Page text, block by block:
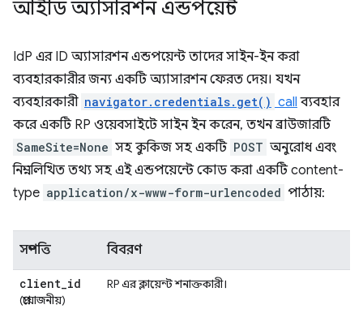
আইডি অ্যাসারশন এন্ডপয়েন্ট
IdP এর ID অ্যাসারশন এন্ডপয়েন্ট তাদের সাইন-ইন করা
ব্যবহারকারীর জন্য একটি অ্যাসারশন ফেরত দেয়। যখন
ব্যবহারকারী navigator.credentials.get() call ব্যবহার
করে একটি RP ওয়েবসাইটে সাইন ইন করেন, তখন ব্রাউজারটি
SameSite=None সহ কুকিজ সহ একটি POST অনুরোধ এবং
নিম্নলিখিত তথ্য সহ এই এন্ডপয়েন্টে কোড করা একটি content-
type application/x-www-form-urlencoded পাঠায়:
সম্পত্তি বিবরণ
client_id
(প্রয়োজনীয়)
RP এর ক্লায়েন্ট শনাক্তকারী।